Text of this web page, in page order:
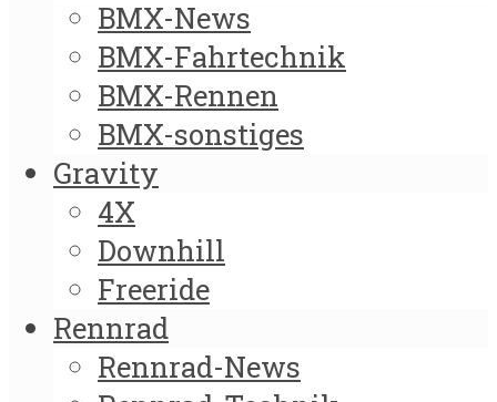
BMX-News
BMX-Fahrtechnik
BMX-Rennen
BMX-sonstiges
Gravity
4X
Downhill
Freeride
Rennrad
Rennrad-News